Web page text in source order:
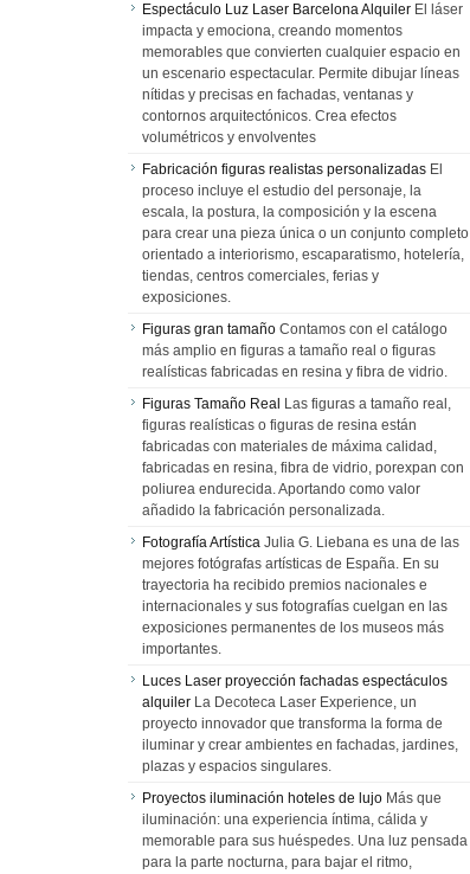
Espectáculo Luz Laser Barcelona Alquiler El láser
impacta y emociona, creando momentos
memorables que convierten cualquier espacio en
un escenario espectacular. Permite dibujar líneas
nítidas y precisas en fachadas, ventanas y
contornos arquitectónicos. Crea efectos
volumétricos y envolventes
Fabricación figuras realistas personalizadas El
proceso incluye el estudio del personaje, la
escala, la postura, la composición y la escena
para crear una pieza única o un conjunto completo
orientado a interiorismo, escaparatismo, hotelería,
tiendas, centros comerciales, ferias y
exposiciones.
Figuras gran tamaño Contamos con el catálogo
más amplio en figuras a tamaño real o figuras
realísticas fabricadas en resina y fibra de vidrio.
Figuras Tamaño Real Las figuras a tamaño real,
figuras realísticas o figuras de resina están
fabricadas con materiales de máxima calidad,
fabricadas en resina, fibra de vidrio, porexpan con
poliurea endurecida. Aportando como valor
añadido la fabricación personalizada.
Fotografía Artística Julia G. Liebana es una de las
mejores fotógrafas artísticas de España. En su
trayectoria ha recibido premios nacionales e
internacionales y sus fotografías cuelgan en las
exposiciones permanentes de los museos más
importantes.
Luces Laser proyección fachadas espectáculos
alquiler La Decoteca Laser Experience, un
proyecto innovador que transforma la forma de
iluminar y crear ambientes en fachadas, jardines,
plazas y espacios singulares.
Proyectos iluminación hoteles de lujo Más que
iluminación: una experiencia íntima, cálida y
memorable para sus huéspedes. Una luz pensada
para la parte nocturna, para bajar el ritmo,